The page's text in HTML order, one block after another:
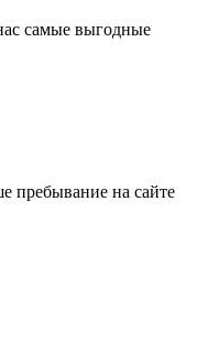
самые выгодные
пребывание на сайте